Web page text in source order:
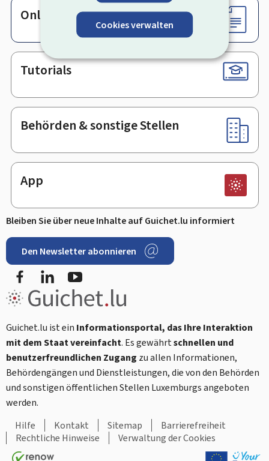
Cookies verwalten
Online-Dienste & Formulare
Tutorials
Behörden & sonstige Stellen
App
Bleiben Sie über neue Inhalte auf Guichet.lu informiert
Den Newsletter abonnieren
FacebookLinkedIn
Guichet.lu ist ein Informationsportal, das Ihre Interaktion
mit dem Staat vereinfacht. Es gewährtschnellen und
benutzerfreundlichen Zugang zu allen Informationen,
Behördengängen und Dienstleistungen, die von den Behörden
und sonstigen öffentlichen Stellen Luxemburgs angeboten
werden.
Hilfe
Kontakt Sitemap
Barrierefreiheit
Rechtliche Hinweise
Verwaltung der Cookies